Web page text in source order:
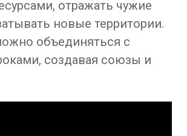
отражать чужие
новые территории.
объединяться с
создавая союзы и